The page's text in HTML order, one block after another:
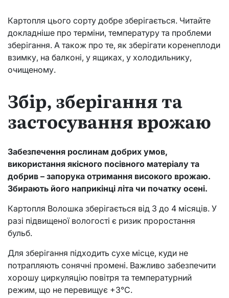
Картопля цього сорту добре зберігається. Читайте
докладніше про терміни, температуру та проблеми
зберігання. А також про те, як зберігати коренеплоди
взимку, на балконі, у ящиках, у холодильнику,
очищеному.
Збір, зберігання та
застосування врожаю
Забезпечення рослинам добрих умов,
використання якісного посівного матеріалу та
добрив – запорука отримання високого врожаю.
Збирають його наприкінці літа чи початку осені.
Картопля Волошка зберігається від 3 до 4 місяців. У
разі підвищеної вологості є ризик проростання
бульб.
Для зберігання підходить сухе місце, куди не
потрапляють сонячні промені. Важливо забезпечити
хорошу циркуляцію повітря та температурний
режим, що не перевищує +3°C.